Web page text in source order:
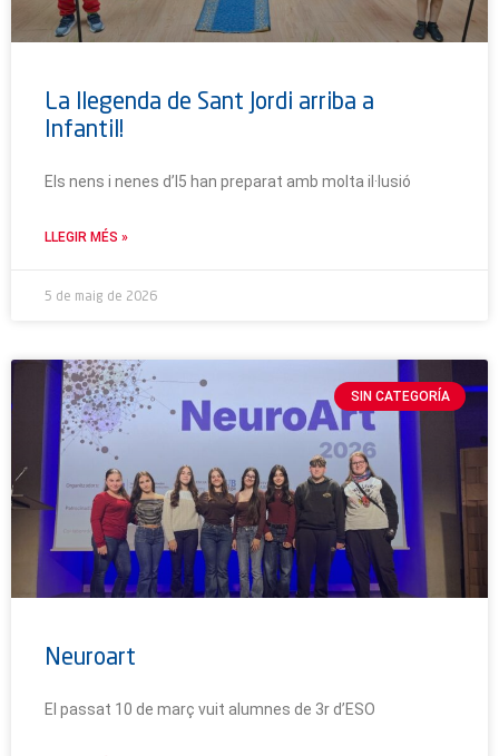
La llegenda de Sant Jordi arriba a
Infantil!
Els nens i nenes d’I5 han preparat amb molta il·lusió
LLEGIR MÉS »
5 de maig de 2026
SIN CATEGORÍA
Neuroart
El passat 10 de març vuit alumnes de 3r d’ESO